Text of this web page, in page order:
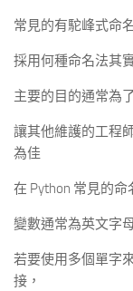
常見的有駝峰式命
採用何種命名法其
主要的目的通常為
讓其他維護的工程
為佳
在 Python 常見的命
變數通常為英文字
若要使用多個單字
接，